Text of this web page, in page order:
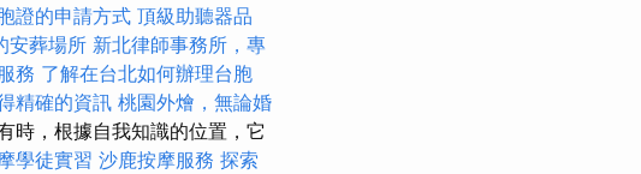
證的申請方式 頂級助聽器品
安葬場所 新北律師事務所，專
務 了解在台北如何辦理台胞
精確的資訊 桃園外燴，無論婚
時，根據自我知識的位置，它
學徒實習 沙鹿按摩服務 探索